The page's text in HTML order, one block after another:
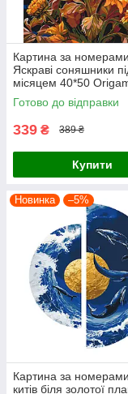
Картина за номерами
Яскраві соняшники
місяцем 40*50
(LW04070)
Готово до відправки
339 ₴ 389 ₴
Купити
Новинка –5%
Картина за
китів біля золотої